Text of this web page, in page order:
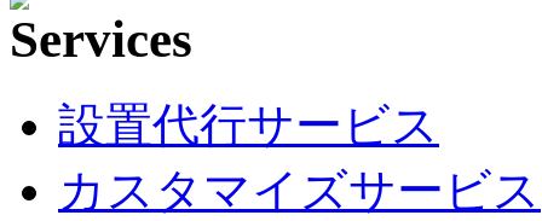
設置代行サービス
カスタマイズサービス